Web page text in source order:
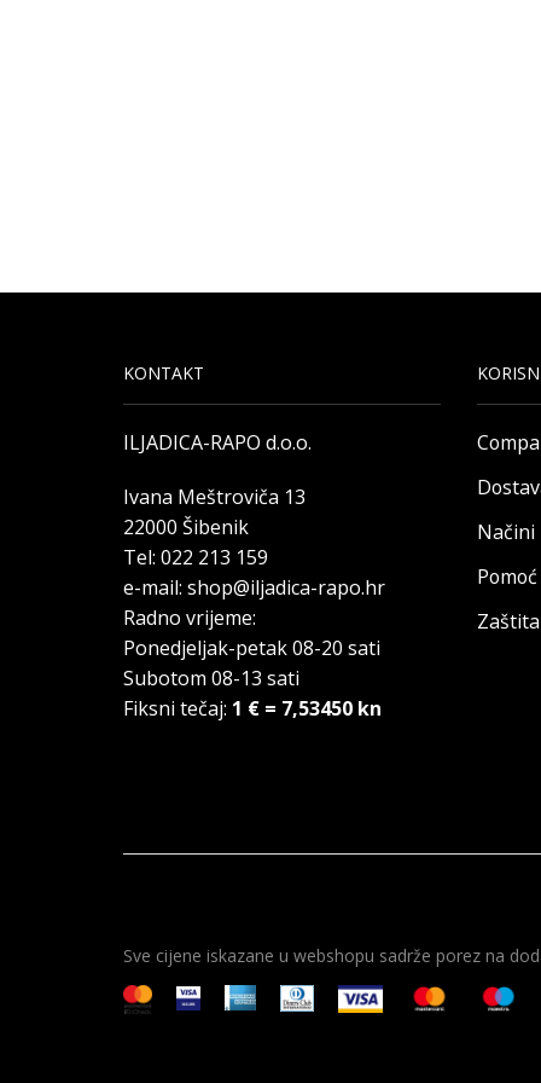
KONTAKT
ILJADICA-RAPO d.o.o.
Ivana Meštroviča 13
22000 Šibenik
Tel: 022 213 159
e-mail: shop@iljadica-rapo.hr
Radno vrijeme:
Ponedjeljak-petak 08-20 sati
Subotom 08-13 sati
Fiksni tečaj: 1 € = 7,53450 kn
Načini
Sve cijene iskazane u webshopu sadrže porez na